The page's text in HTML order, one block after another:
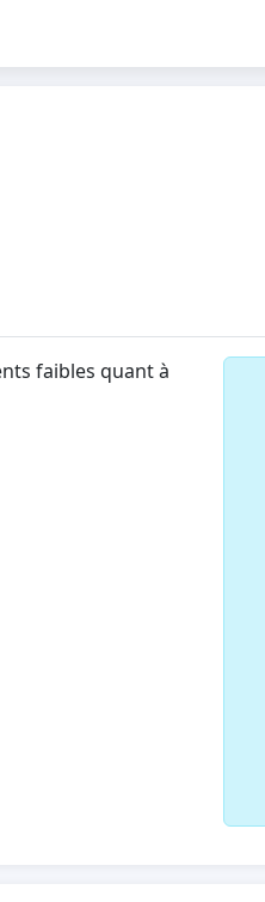
faibles quant à